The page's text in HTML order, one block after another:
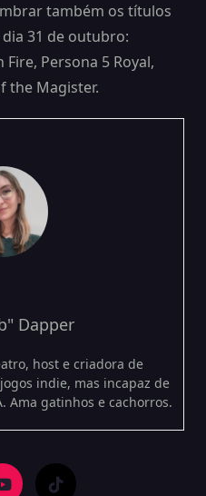
também os títulos
31 de outubro:
Persona 5 Royal,
the Magister.
Dapper
host e criadora de
indie, mas incapaz de
Ama gatinhos e cachorros.